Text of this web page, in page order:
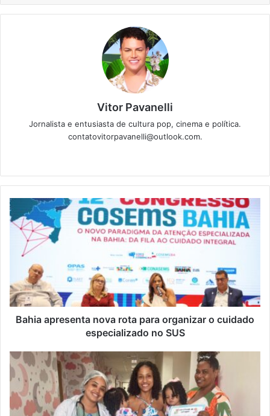
Vitor Pavanelli
Jornalista e entusiasta de cultura pop, cinema e política.
contatovitorpavanelli@outlook.com.
Bahia apresenta nova rota para organizar o cuidado
especializado no SUS